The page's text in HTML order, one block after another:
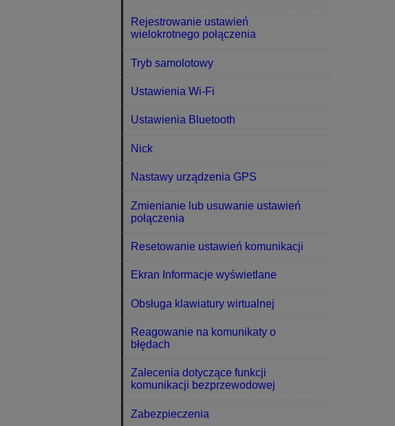
Rejestrowanie ustawień
wielokrotnego połączenia
Tryb samolotowy
Ustawienia Wi-Fi
Ustawienia Bluetooth
Nick
Nastawy urządzenia GPS
Zmienianie lub usuwanie ustawień
połączenia
Resetowanie ustawień komunikacji
Ekran Informacje wyświetlane
Obsługa klawiatury wirtualnej
Reagowanie na komunikaty o
błędach
Zalecenia dotyczące funkcji
komunikacji bezprzewodowej
Zabezpieczenia